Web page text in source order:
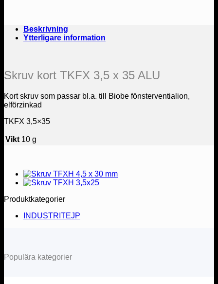
Beskrivning
Ytterligare information
Skruv kort TKFX 3,5 x 35 ALU
Kort skruv som passar bl.a. till Biobe fönsterventialion,
elförzinkad
TKFX 3,5×35
Vikt 10 g
Produktkategorier
INDUSTRITEJP
Populära kategorier